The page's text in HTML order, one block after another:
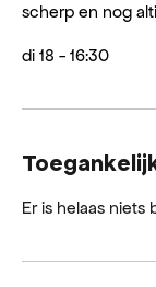
scherp en nog
di 18 - 16:30
Er is helaas